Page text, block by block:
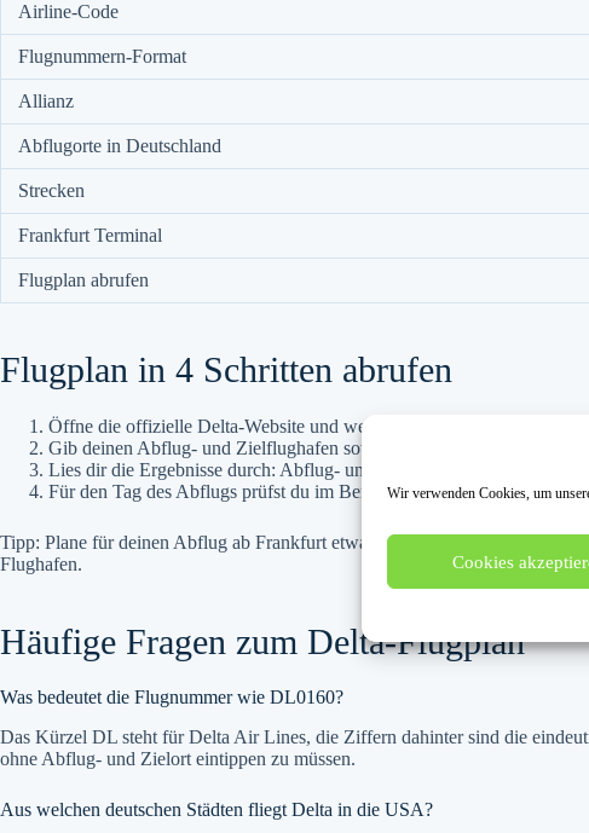
Wir verwenden Cookies, um
Cookies
Airline-Code
Flugnummern-Format
Allianz
Abflugorte in Deutschland
Strecken
Frankfurt Terminal
Flugplan abrufen
Flugplan in 4 Schritten abrufen
Öffne die offizielle Delta-Website und wechsle in den Buchungs- oder
Gib deinen Abflug- und Zielflughafen sowie das gewünschte
Lies dir die Ergebnisse durch: Abflug- und Ankunftszeit (jeweils
Für den Tag des Abflugs prüfst du im Bereich Flugstatus, ob dein
Tipp: Plane für deinen Abflug ab Frankfurt etwas Puffer ein. Seit dem 19.
Flughafen.
Häufige Fragen zum Delta-Flugplan
Was bedeutet die Flugnummer wie DL0160?
Das Kürzel DL steht für Delta Air Lines, die Ziffern dahinter sind die
ohne Abflug- und Zielort eintippen zu müssen.
Aus welchen deutschen Städten fliegt Delta in die USA?